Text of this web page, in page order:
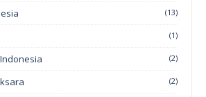
(13)
(1)
(2)
(2)